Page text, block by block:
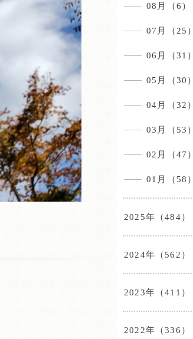
08月（6）
07月（25）
06月（31）
05月（30）
04月（32）
03月（53）
02月（47）
01月（58）
2025年（484）
2024年（562）
2023年（411）
2022年（336）